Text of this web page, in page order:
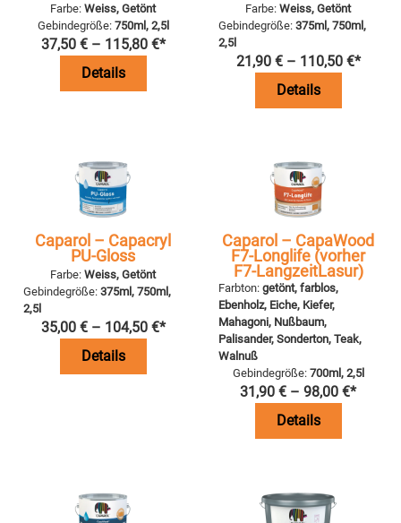
Farbe: Weiss, Getönt
Gebindegröße: 750ml, 2,5l
37,50 €– 115,80 €*
Details
Farbe: Weiss, Getönt
Gebindegröße: 375ml, 750ml,
2,5l
21,90 €– 110,50 €*
Details
Caparol – Capacryl
PU-Gloss
Farbe: Weiss, Getönt
Gebindegröße: 375ml, 750ml,
2,5l
35,00 €– 104,50 €*
Details
Caparol – CapaWood
F7-Longlife (vorher
F7-LangzeitLasur)
Farbton: getönt, farblos,
Ebenholz, Eiche, Kiefer,
Mahagoni, Nußbaum,
Palisander, Sonderton, Teak,
Walnuß
Gebindegröße: 700ml, 2,5l
31,90 € – 98,00 €*
Details